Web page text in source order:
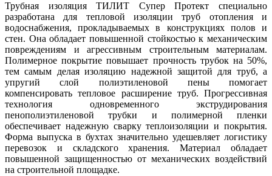
Трубная изоляция ТИЛИТ Супер Протект специально
разработана для тепловой изоляции труб отопления и
водоснабжения, прокладываемых в конструкциях полов и
стен. Она обладает повышенной стойкостью к механическим
повреждениям и агрессивным строительным материалам.
Полимерное покрытие повышает прочность трубок на 50%,
тем самым делая изоляцию надежной защитой для труб, а
упругий слой полиэтиленовой пены помогает
компенсировать тепловое расширение труб. Прогрессивная
технология одновременного экструдирования
пенополиэтиленовой трубки и полимерной пленки
обеспечивает надежную сварку теплоизоляции и покрытия.
Форма выпуска в бухтах значительно удешевляет логистику
перевозок и складского хранения. Материал обладает
повышенной защищенностью от механических воздействий
на строительной площадке.